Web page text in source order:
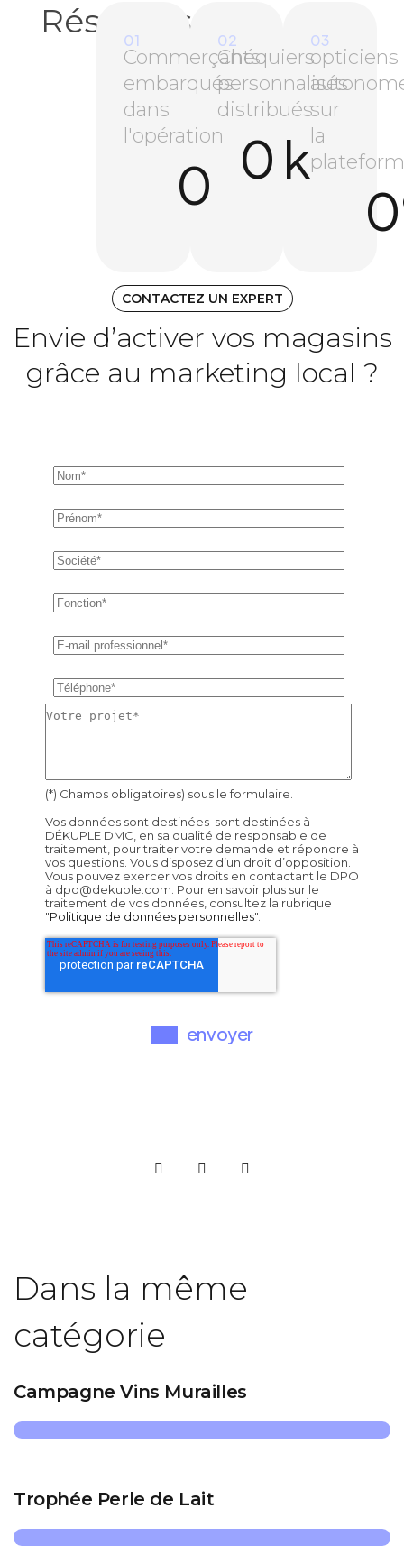
Résultats
01
Commerçants
embarqués
dans
l'opération
0
02
Chéquiers
personnalisés
distribués
0 k
03
opticiens
sur
la
0
CONTACTEZ UN EXPERT
Envie d’activer vos magasins
grâce au marketing local ?
(*) Champs obligatoires) sous le formulaire.
Vos données sont destinées sont destinées à
DÉKUPLE DMC, en sa qualité de responsable de
traitement, pour traiter votre demande et répondre à
vos questions. Vous disposez d’un droit d’opposition.
Vous pouvez exercer vos droits en contactant le DPO
à dpo@dekuple.com. Pour en savoir plus sur le
traitement de vos données, consultez la rubrique
"Politique de données personnelles".
Dans la même
catégorie
Campagne Vins Murailles
Trophée Perle de Lait